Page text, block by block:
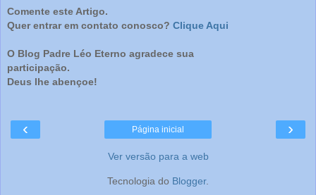
Comente este Artigo.
Quer entrar em contato conosco? Clique Aqui
O Blog Padre Léo Eterno agradece sua
participação.
Deus lhe abençoe!
‹ ›
Página inicial
Ver versão para a web
Tecnologia do Blogger.